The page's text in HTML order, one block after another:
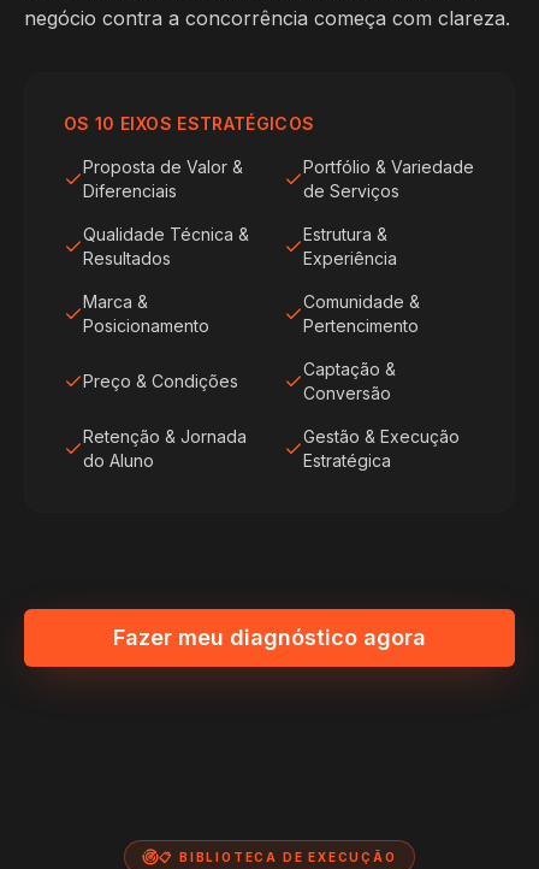
negócio contra a concorrência começa com clareza.
OS 10 EIXOS ESTRATÉGICOS
Proposta de Valor &
Diferenciais
Portfólio & Variedade
de Serviços
Qualidade Técnica &
Resultados
Estrutura &
Experiência
Marca &
Posicionamento
Comunidade &
Pertencimento
Preço & Condições
Captação &
Conversão
Retenção & Jornada
do Aluno
Gestão & Execução
Estratégica
Fazer meu diagnóstico agora
📋 BIBLIOTECA DE EXECUÇÃO